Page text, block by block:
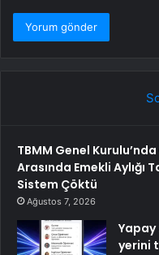
TBMM Genel
Arasında Emekli Aylığı
Sistem Çöktü
Ağustos 7, 2026
yerini